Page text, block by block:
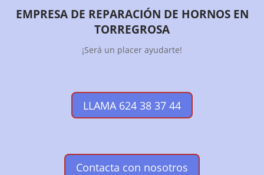
EMPRESA DE REPARACIÓN DE HORNOS EN
TORREGROSA
¡Será un placer ayudarte!
LLAMA 624 38 37 44
Contacta con nosotros